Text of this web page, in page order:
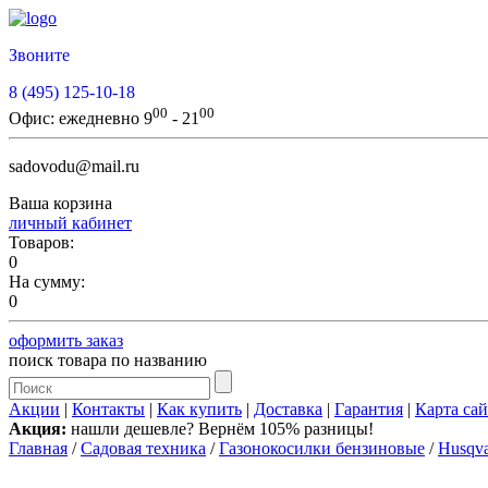
Звоните
8 (495) 125-10-18
Офис: ежедневно 900 - 21 00
sadovodu@mail.ru
Ваша корзина
личный кабинет
Товаров:
0
На сумму:
0
оформить заказ
поиск товара по названию
Акции | Контакты | Как купить | Доставка | Гарантия | Карта
Акция: нашли дешевле? Вернём 105% разницы!
Главная /Садовая техника /Газонокосилки бензиновые /